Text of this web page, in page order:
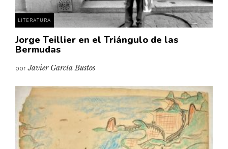
LITERATURA
Jorge Teillier en el Triángulo de las
Bermudas
porJavier García Bustos